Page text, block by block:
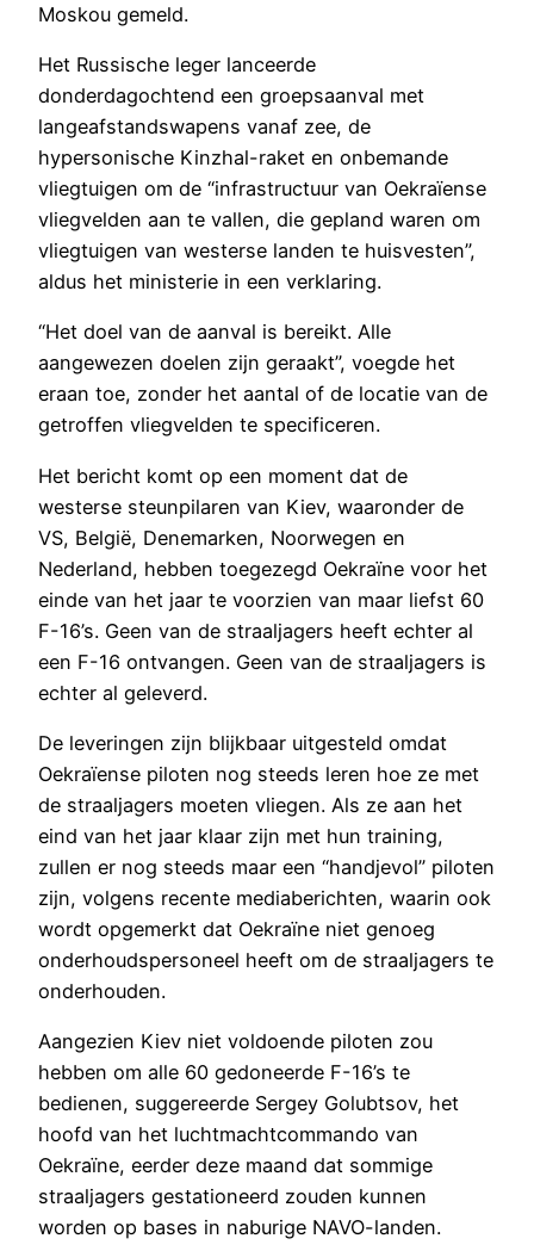
Moskou gemeld.
Het Russische leger lanceerde
donderdagochtend een groepsaanval met
langeafstandswapens vanaf zee, de
hypersonische Kinzhal-raket en onbemande
vliegtuigen om de “infrastructuur van Oekraïense
vliegvelden aan te vallen, die gepland waren om
vliegtuigen van westerse landen te huisvesten”,
aldus het ministerie in een verklaring.
“Het doel van de aanval is bereikt. Alle
aangewezen doelen zijn geraakt”, voegde het
eraan toe, zonder het aantal of de locatie van de
getroffen vliegvelden te specificeren.
Het bericht komt op een moment dat de
westerse steunpilaren van Kiev, waaronder de
VS, België, Denemarken, Noorwegen en
Nederland, hebben toegezegd Oekraïne voor het
einde van het jaar te voorzien van maar liefst 60
F-16’s. Geen van de straaljagers heeft echter al
een F-16 ontvangen. Geen van de straaljagers is
echter al geleverd.
De leveringen zijn blijkbaar uitgesteld omdat
Oekraïense piloten nog steeds leren hoe ze met
de straaljagers moeten vliegen. Als ze aan het
eind van het jaar klaar zijn met hun training,
zullen er nog steeds maar een “handjevol” piloten
zijn, volgens recente mediaberichten, waarin ook
wordt opgemerkt dat Oekraïne niet genoeg
onderhoudspersoneel heeft om de straaljagers te
onderhouden.
Aangezien Kiev niet voldoende piloten zou
hebben om alle 60 gedoneerde F-16’s te
bedienen, suggereerde Sergey Golubtsov, het
hoofd van het luchtmachtcommando van
Oekraïne, eerder deze maand dat sommige
straaljagers gestationeerd zouden kunnen
worden op bases in naburige NAVO-landen.